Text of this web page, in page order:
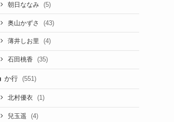
朝日ななみ (5)
奥山かずさ (43)
薄井しお里 (4)
石田桃香 (35)
か行 (551)
北村優衣 (1)
兒玉遥 (4)